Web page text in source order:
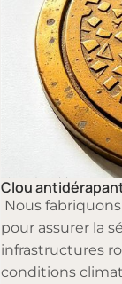
Clous de voirie
Clou
Nous
pour assurer la
infrastructures
conditions